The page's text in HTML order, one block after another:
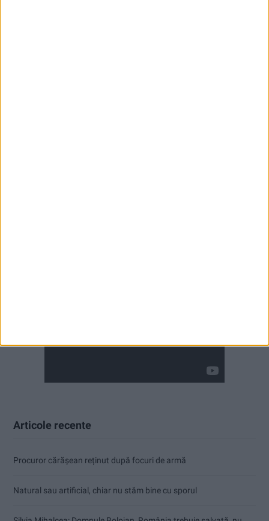
Articole recente
Procuror cărășean reținut după focuri de armă
Natural sau artificial, chiar nu stăm bine cu sporul